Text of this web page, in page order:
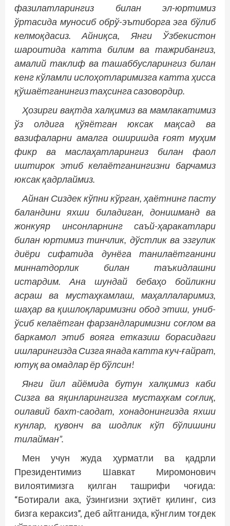
фазилатларингиз билан эл-юртимиз
ўртасида муносиб обрў-эътиборга эга бўлиб
келмоқдасиз. Айниқса, Янги Ўзбекистон
шароитида катта билим ва тажрибангиз,
амалий таклиф ва ташаббусларингиз билан
кенг кўламли ислоҳотларимизга катта ҳисса
қўшаётганингиз таҳсинга сазовордир.
Ҳозирги вақтда халқимиз ва мамлакатимиз
ўз олдига қўяётган юксак мақсад ва
вазифаларни амалга оширишда ғоят муҳим
фикр ва маслаҳатларингиз билан фаол
иштирок этиб келаётганингизни барчамиз
юксак қадрлаймиз.
Айнан Сиздек кўпни кўрган, ҳаётнинг пасту
баландини яхши биладиган, донишманд ва
жонкуяр инсонларнинг саъй-ҳаракатлари
билан юртимиз тинчлик, дўстлик ва эзгулик
диёри сифатида дунёга танилаётганини
миннатдорлик билан таъкидлашни
истардим. Ана шундай бебаҳо бойликни
асраш ва мустаҳкамлаш, маҳаллаларимиз,
шаҳар ва қишлоқларимизни обод этиш, униб-
ўсиб келаётган фарзандларимизни соғлом ва
баркамол этиб вояга етказиш борасидаги
ишларингизда Сизга янада катта куч-ғайрат,
ютуқ ва омадлар ёр бўлсин!
Янги йил айёмида бутун халқимиз каби
Сизга ва яқинларингизга мустаҳкам соғлиқ,
оилавий бахт-саодат, хонадонингизда яхши
кунлар, қувонч ва шодлик кўп бўлишини
тилайман”.
Мен учун жуда ҳурматли ва қадрли
Президентимиз Шавкат Миромонович
вилоятимизга қилган ташрифи чоғида:
“Ботирали ака, ўзингизни эҳтиёт қилинг, сиз
бизга кераксиз”, деб айтганида, кўнглим тоғдек